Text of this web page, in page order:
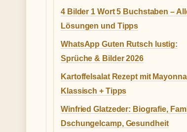
4 Bilder 1 Wort 5 Buchstaben –
Lösungen und Tipps
WhatsApp Guten Rutsch lustig:
Sprüche & Bilder 2026
Kartoffelsalat Rezept mit
Klassisch + Tipps
Winfried Glatzeder: Biografie,
Dschungelcamp, Gesundheit